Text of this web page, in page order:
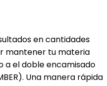
en cantidades
mantener tu materia
a el doble encamisado
Una manera rápida